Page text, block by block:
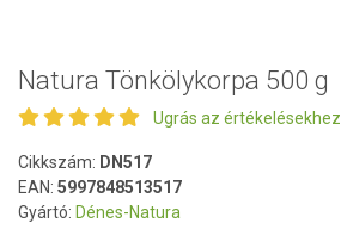
Natura Tönkölykorpa 500 g
Ugrás az értékelésekhez
Cikkszám: DN517
EAN: 5997848513517
Gyártó: Dénes-Natura